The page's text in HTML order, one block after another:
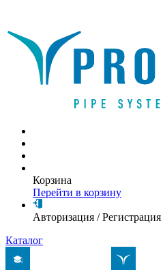
Корзина
Перейти в корзину
Авторизация /Регистрация
Каталог